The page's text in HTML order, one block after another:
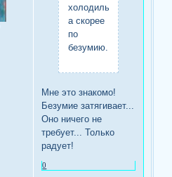
холодильнику,
а скорее
по
безумию...
Мне это знакомо!
Безумие затягивает...
Оно ничего не
требует... Только
радует!
0